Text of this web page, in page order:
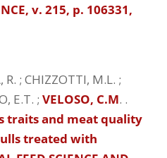
v. 215, p. 106331,
R. ; CHIZZOTTI, M.L. ;
E.T. ; VELOSO, C.M. .
traits and meat quality
treated with